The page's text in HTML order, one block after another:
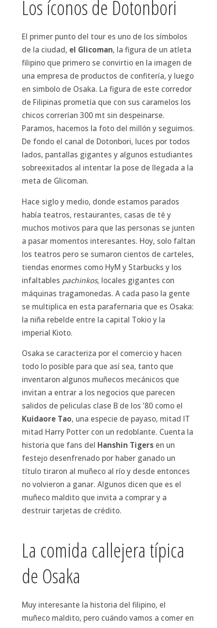
Los íconos de Dotonbori
El primer punto del tour es uno de los símbolos
de la ciudad, el Glicoman, la figura de un atleta
filipino que primero se convirtio en la imagen de
una empresa de productos de confitería, y luego
en simbolo de Osaka. La figura de este corredor
de Filipinas prometía que con sus caramelos los
chicos correrían 300 mt sin despeinarse.
Paramos, hacemos la foto del millón y seguimos.
De fondo el canal de Dotonbori, luces por todos
lados, pantallas gigantes y algunos estudiantes
sobreexitados al intentar la pose de llegada a la
meta de Glicoman.
Hace siglo y medio, donde estamos parados
había teatros, restaurantes, casas de té y
muchos motivos para que las personas se junten
a pasar momentos interesantes. Hoy, solo faltan
los teatros pero se sumaron cientos de carteles,
tiendas enormes como HyM y Starbucks y los
infaltables pachinkos, locales gigantes con
máquinas tragamonedas. A cada paso la gente
se multiplica en esta parafernaria que es Osaka:
la niña rebelde entre la capital Tokio y la
imperial Kioto.
Osaka se caracteriza por el comercio y hacen
todo lo posible para que así sea, tanto que
inventaron algunos muñecos mecánicos que
invitan a entrar a los negocios que parecen
salidos de peliculas clase B de los ’80 como el
Kuidaore Tao, una especie de payaso, mitad IT
mitad Harry Potter con un redoblante. Cuenta la
historia que fans del Hanshin Tigersen un
festejo desenfrenado por haber ganado un
título tiraron al muñeco al río y desde entonces
no volvieron a ganar. Algunos dicen que es el
muñeco maldito que invita a comprar y a
destruir tarjetas de crédito.
La comida callejera típica
de Osaka
Muy interesante la historia del filipino, el
muñeco maldito, pero cuándo vamos a comer en